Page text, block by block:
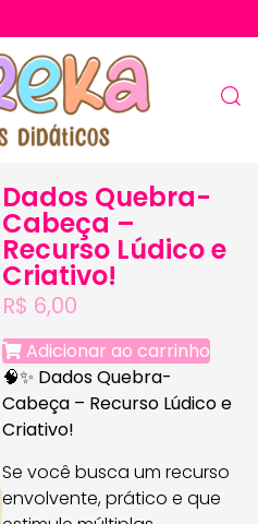
Dados Quebra-
Cabeça –
Recurso Lúdico e
Criativo!
R$ 6,00
Adicionar ao carrinho
🧠✨ Dados Quebra-
Cabeça – Recurso Lúdico e
Criativo!
Se você busca um recurso
envolvente, prático e que